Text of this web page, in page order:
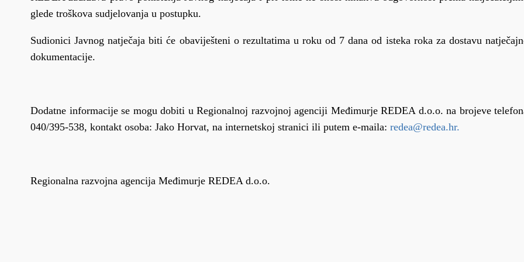
glede troškova sudjelovanja u postupku.
Sudionici Javnog natječaja biti će obaviješteni o rezultatima u roku od 7 dana od isteka roka za dostavu
dokumentacije.
Dodatne informacije se mogu dobiti u Regionalnoj razvojnoj agenciji Međimurje REDEA d.o.o. na brojeve
040/395-538, kontakt osoba: Jako Horvat, na internetskoj stranici ili putem e-maila: redea@redea.hr.
Regionalna razvojna agencija Međimurje REDEA d.o.o.